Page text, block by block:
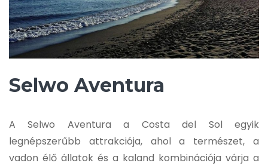
Selwo Aventura
A Selwo Aventura a Costa del Sol egyik
legnépszerűbb attrakciója, ahol a természet, a
vadon élő állatok és a kaland kombinációja várja a